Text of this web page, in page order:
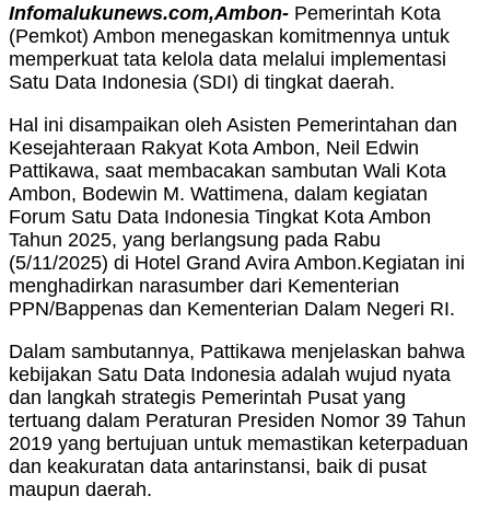
Infomalukunews.com,Ambon- Pemerintah Kota
(Pemkot) Ambon menegaskan komitmennya untuk
memperkuat tata kelola data melalui implementasi
Satu Data Indonesia (SDI) di tingkat daerah.
Hal ini disampaikan oleh Asisten Pemerintahan dan
Kesejahteraan Rakyat Kota Ambon, Neil Edwin
Pattikawa, saat membacakan sambutan Wali Kota
Ambon, Bodewin M. Wattimena, dalam kegiatan
Forum Satu Data Indonesia Tingkat Kota Ambon
Tahun 2025, yang berlangsung pada Rabu
(5/11/2025) di Hotel Grand Avira Ambon.Kegiatan ini
menghadirkan narasumber dari Kementerian
PPN/Bappenas dan Kementerian Dalam Negeri RI.
Dalam sambutannya, Pattikawa menjelaskan bahwa
kebijakan Satu Data Indonesia adalah wujud nyata
dan langkah strategis Pemerintah Pusat yang
tertuang dalam Peraturan Presiden Nomor 39 Tahun
2019 yang bertujuan untuk memastikan keterpaduan
dan keakuratan data antarinstansi, baik di pusat
maupun daerah.